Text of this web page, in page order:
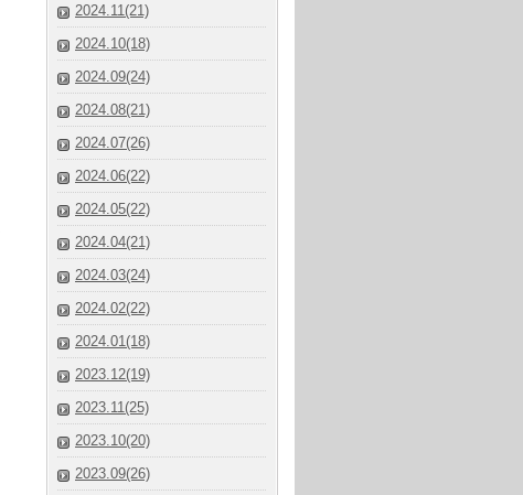
2024.11(21)
2024.10(18)
2024.09(24)
2024.08(21)
2024.07(26)
2024.06(22)
2024.05(22)
2024.04(21)
2024.03(24)
2024.02(22)
2024.01(18)
2023.12(19)
2023.11(25)
2023.10(20)
2023.09(26)